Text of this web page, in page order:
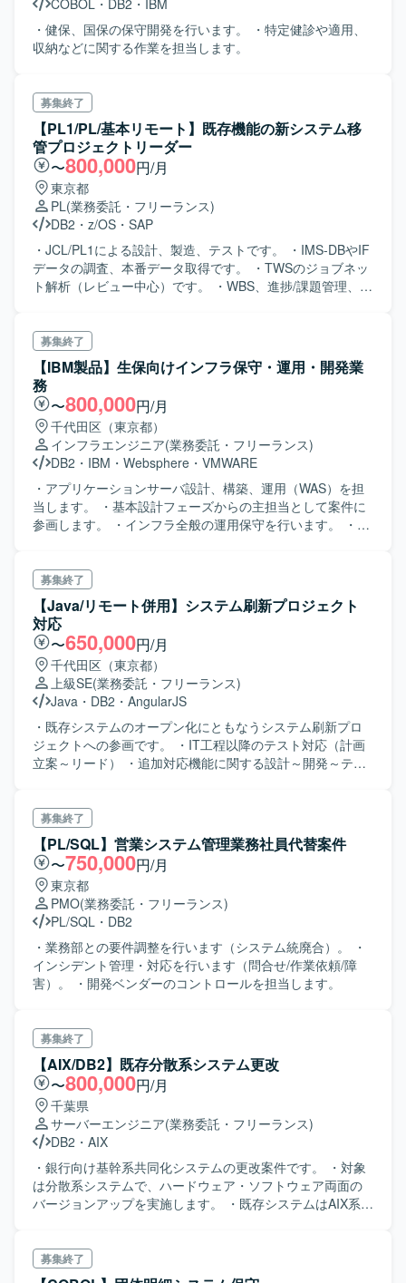
COBOL ・ DB2 ・ IBM
・健保、国保の保守開発を行います。 ・特定健診や適用、
収納などに関する作業を担当します。
募集終了
【PL1/PL/基本リモート】既存機能の新システム移
管プロジェクトリーダー
〜800,000円/月
東京都
PL(業務委託・フリーランス)
DB2 ・ z/OS ・ SAP
・JCL/PL1による設計、製造、テストです。 ・IMS-DBやIF
データの調査、本番データ取得です。 ・TWSのジョブネッ
ト解析（レビュー中心）です。 ・WBS、進捗/課題管理、顧
募集終了
【IBM製品】生保向けインフラ保守・運用・開発業
務
〜800,000円/月
千代田区（東京都）
インフラエンジニア(業務委託・フリーランス)
DB2 ・ IBM ・ Websphere ・ VMWARE
・アプリケーションサーバ設計、構築、運用（WAS）を担
当します。 ・基本設計フェーズからの主担当として案件に
参画します。 ・インフラ全般の運用保守を行います。 ・デ
募集終了
【Java/リモート併用】システム刷新プロジェクト
対応
〜650,000円/月
千代田区（東京都）
上級SE(業務委託・フリーランス)
Java ・ DB2 ・ AngularJS
・既存システムのオープン化にともなうシステム刷新プロ
ジェクトへの参画です。 ・IT工程以降のテスト対応（計画
立案～リード） ・追加対応機能に関する設計～開発～テス
募集終了
【PL/SQL】営業システム管理業務社員代替案件
〜750,000円/月
東京都
PMO(業務委託・フリーランス)
PL/SQL ・ DB2
・業務部との要件調整を行います（システム統廃合）。 ・
インシデント管理・対応を行います（問合せ/作業依頼/障
害）。 ・開発ベンダーのコントロールを担当します。
募集終了
【AIX/DB2】既存分散系システム更改
〜800,000円/月
千葉県
サーバーエンジニア(業務委託・フリーランス)
DB2 ・ AIX
・銀行向け基幹系共同化システムの更改案件です。 ・対象
は分散系システムで、ハードウェア・ソフトウェア両面の
バージョンアップを実施します。 ・既存システムはAIX系で
て行います。 ・2028年9月までの移行期間を含む長期スパ
ンのプロジェクトとなります。
募集終了